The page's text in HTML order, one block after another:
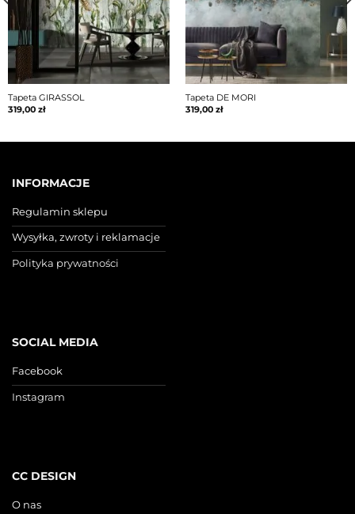
Tapeta GIRASSOL
319,00 zł
Tapeta DE MORI
319,00 zł
INFORMACJE
Regulamin sklepu
Wysyłka, zwroty i reklamacje
Polityka prywatności
SOCIAL MEDIA
Facebook
Instagram
CC DESIGN
O nas